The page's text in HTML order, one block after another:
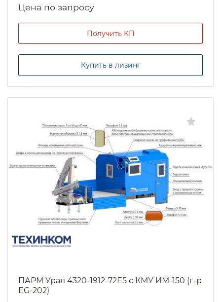
Цена по запросу
Получить КП
Купить в лизинг
ПАРМ Урал 4320-1912-72Е5 с КМУ ИМ-150 (г-р
EG-202)